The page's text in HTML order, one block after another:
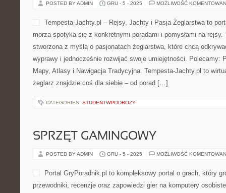
POSTED BY ADMIN GRU - 5 - 2025 MOŻLIWOŚĆ
Tempesta-Jachty.pl – Rejsy, Jachty i Pasja Żeglarstwa to
morza spotyka się z konkretnymi poradami i pomysłami na rejsy.
stworzona z myślą o pasjonatach żeglarstwa, które chcą
wyprawy i jednocześnie rozwijać swoje umiejętności. Polecamy:
Mapy, Atlasy i Nawigacja Tradycyjna. Tempesta-Jachty.pl to
żeglarz znajdzie coś dla siebie – od porad […]
CATEGORIES: STUDENTWPODROZY
SPRZĘT GAMINGOWY
POSTED BY ADMIN GRU - 5 - 2025 MOŻLIWOŚĆ
Portal GryPoradnik.pl to kompleksowy portal o grach, który
przewodniki, recenzje oraz zapowiedzi gier na komputery